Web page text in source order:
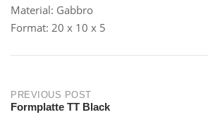
Material: Gabbro
Format: 20 x 10 x 5
Post
PREVIOUS POST
Formplatte TT Black